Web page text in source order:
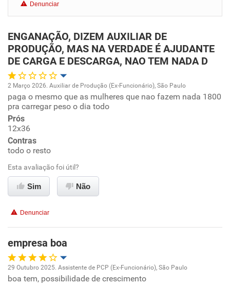
Benefícios
Não recomenda esta empresa
Não recomenda a diretoria
Denunciar
ENGANAÇÃO, DIZEM AUXILIAR DE
PRODUÇÃO, MAS NA VERDADE É AJUDANTE
DE CARGA E DESCARGA, NAO TEM NADA D
Oportunidade de promoção
Ambiente de trabalho
Conciliação com a vida familiar
Benefícios
Não recomenda a diretoria
2 Março 2026. Auxiliar de Produção (Ex-Funcionário), São Paulo
paga o mesmo que as mulheres que nao fazem nada 1800
pra carregar peso o dia todo
Prós
12x36
Contras
todo o resto
Esta avaliação foi útil?
Sim Não
Denunciar
empresa boa
Oportunidade de promoção
29 Outubro 2025. Assistente de PCP (Ex-Funcionário), São Paulo
boa tem, possibilidade de crescimento